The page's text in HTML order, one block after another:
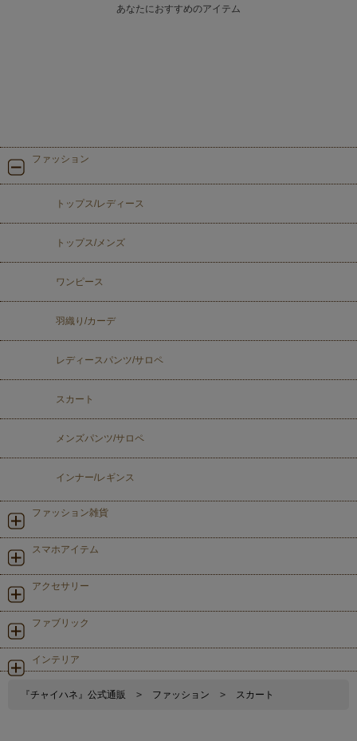
あなたにおすすめのアイテム
ファッション
トップス/レディース
トップス/メンズ
ワンピース
羽織り/カーデ
レディースパンツ/サロペ
スカート
メンズパンツ/サロペ
インナー/レギンス
ファッション雑貨
スマホアイテム
アクセサリー
ファブリック
インテリア
『チャイハネ』公式通販 > ファッション > スカート